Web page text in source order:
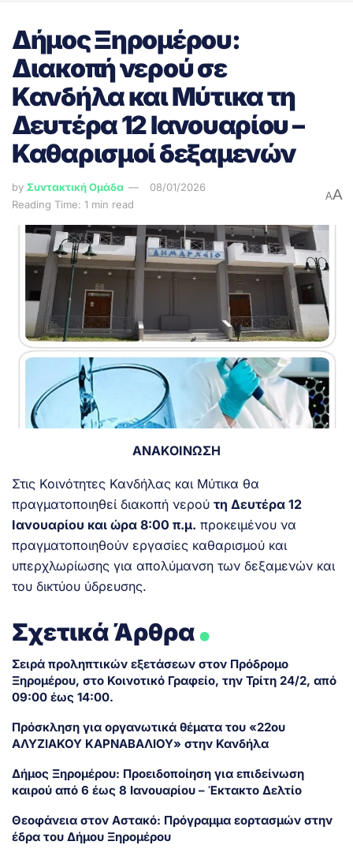
Δήμος Ξηρομέρου:
Διακοπή νερού σε
Κανδήλα και Μύτικα τη
Δευτέρα 12 Ιανουαρίου –
Καθαρισμοί δεξαμενών
by Συντακτική Ομάδα
08/01/2026
Reading Time: 1 min read
AA
ΑΝΑΚΟΙΝΩΣΗ
Στις Κοινότητες Κανδήλας και Μύτικα θα
πραγματοποιηθεί διακοπή νερού τη Δευτέρα 12
Ιανουαρίου και ώρα 8:00 π.μ. προκειμένου να
πραγματοποιηθούν εργασίες καθαρισμού και
υπερχλωρίωσης για απολύμανση των δεξαμενών και
του δικτύου ύδρευσης.
Σχετικά Άρθρα.
Σειρά προληπτικών εξετάσεων στον Πρόδρομο
Ξηρομέρου, στο Κοινοτικό Γραφείο, την Τρίτη 24/2, από
09:00 έως 14:00.
Πρόσκληση για οργανωτικά θέματα του «22ου
ΑΛΥΖΙΑΚΟΥ ΚΑΡΝΑΒΑΛΙΟΥ» στην Κανδήλα
Δήμος Ξηρομέρου: Προειδοποίηση για επιδείνωση
καιρού από 6 έως 8 Ιανουαρίου – Έκτακτο Δελτίο
Θεοφάνεια στον Αστακό: Πρόγραμμα εορτασμών στην
έδρα του Δήμου Ξηρομέρου